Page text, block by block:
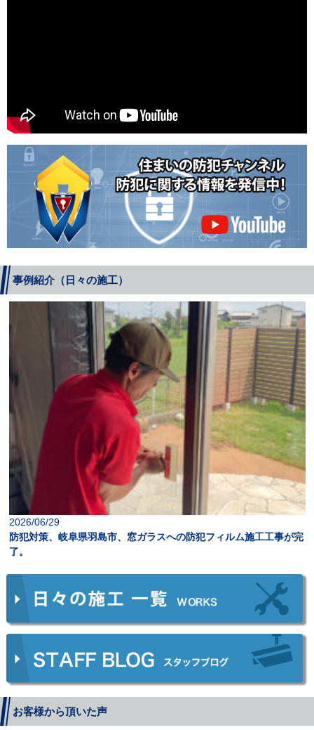
事例紹介（日々の施工）
2026/06/29
防犯対策、岐阜県羽島市、窓ガラスへの防犯フィルム施工工事が完
了。
お客様から頂いた声